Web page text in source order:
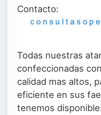
Contacto:
Todas nuestras
confeccionadas
calidad mas altos,
eficiente en sus
tenemos